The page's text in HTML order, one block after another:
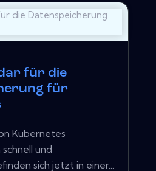
für die
für
Kubernetes
und
sich jetzt in einer...